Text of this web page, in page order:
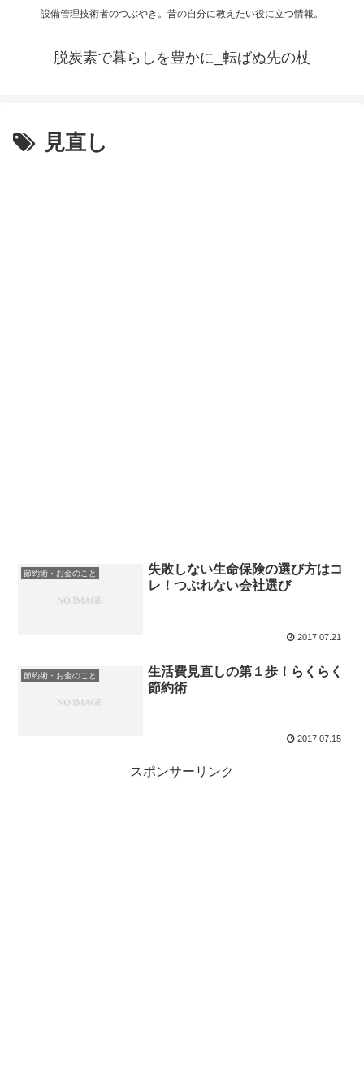
設備管理技術者のつぶやき。昔の自分に教えたい役に立つ情報。
脱炭素で暮らしを豊かに_転ばぬ先の杖
見直し
節約術・お金のこと
失敗しない生命保険の選び方はコ
レ！つぶれない会社選び
2017.07.21
節約術・お金のこと
生活費見直しの第１歩！らくらく
節約術
2017.07.15
スポンサーリンク